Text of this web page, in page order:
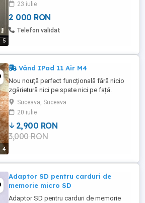
5
23 iulie
2 000 RON
Telefon validat
4
Vând IPad 11 Air M4
Nou nouță perfect funcțională fără nicio
zgârietură nici pe spate nici pe față.
Cumpărată din Olanda folosită mai mult
pentru filme! Are 41 cicluri încărcare din
mai până astăzi
Suceava, Suceava
20 iulie
2,900 RON
3,000 RON
Adaptor SD pentru carduri de
memorie micro SD
Adaptor SD pentru carduri de memorie